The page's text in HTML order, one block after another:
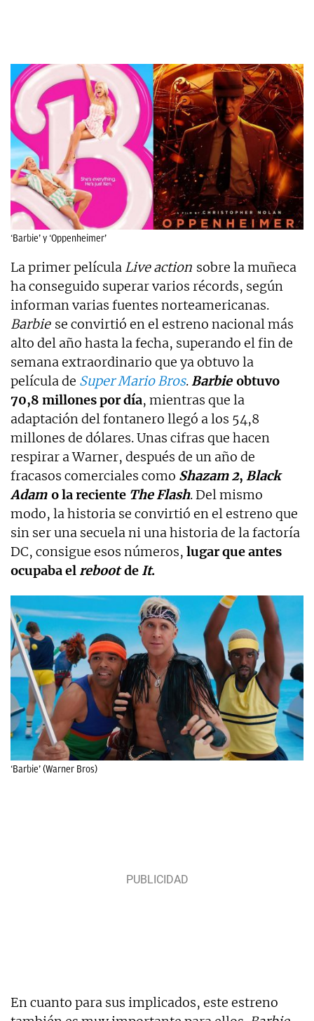
‘Barbie’ y ‘Oppenheimer’
La primer película Live action sobre la muñeca
ha conseguido superar varios récords, según
informan varias fuentes norteamericanas.
Barbie se convirtió en el estreno nacional más
alto del año hasta la fecha, superando el fin de
semana extraordinario que ya obtuvo la
película de Super Mario Bros.Barbie obtuvo
70,8 millones por día, mientras que la
adaptación del fontanero llegó a los 54,8
millones de dólares. Unas cifras que hacen
respirar a Warner, después de un año de
fracasos comerciales como Shazam 2, Black
Adam o la reciente The Flash. Del mismo
modo, la historia se convirtió en el estreno que
sin ser una secuela ni una historia de la factoría
DC, consigue esos números, lugar que antes
ocupaba el rebootde It.
‘Barbie’ (Warner Bros)
En cuanto para sus implicados, este estreno